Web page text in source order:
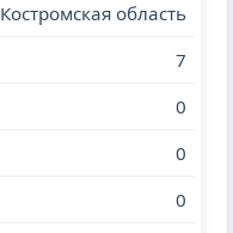
Костромская область
7
0
0
0